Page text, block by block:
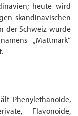
heute wird
skandi­navischen
der Schweiz wurde
„Mattmark“
Phenylethanoide,
Flavonoide,